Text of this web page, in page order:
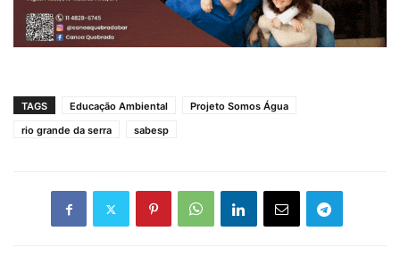
TAGS Educação Ambiental
Projeto Somos Água
rio grande da serra
sabesp